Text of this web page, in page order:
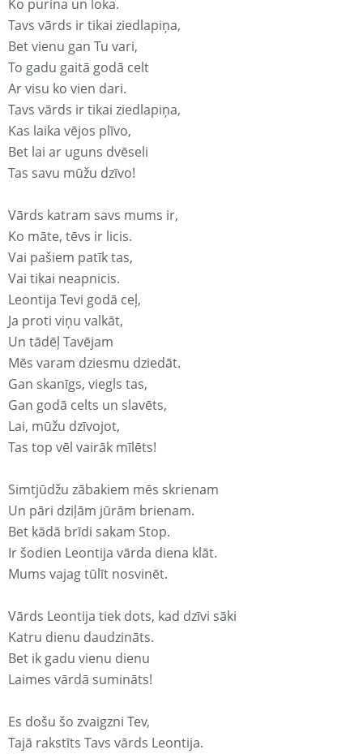
Ko purina un loka.
Tavs vārds ir tikai ziedlapiņa,
Bet vienu gan Tu vari,
To gadu gaitā godā celt
Ar visu ko vien dari.
Tavs vārds ir tikai ziedlapiņa,
Kas laika vējos plīvo,
Bet lai ar uguns dvēseli
Tas savu mūžu dzīvo!
Vārds katram savs mums ir,
Ko māte, tēvs ir licis.
Vai pašiem patīk tas,
Vai tikai neapnicis.
Leontija Tevi godā ceļ,
Ja proti viņu valkāt,
Un tādēļ Tavējam
Mēs varam dziesmu dziedāt.
Gan skanīgs, viegls tas,
Gan godā celts un slavēts,
Lai, mūžu dzīvojot,
Tas top vēl vairāk mīlēts!
Simtjūdžu zābakiem mēs skrienam
Un pāri dziļām jūrām brienam.
Bet kādā brīdi sakam Stop.
Ir šodien Leontija vārda diena klāt.
Mums vajag tūlīt nosvinēt.
Vārds Leontija tiek dots, kad dzīvi sāki
Katru dienu daudzināts.
Bet ik gadu vienu dienu
Laimes vārdā sumināts!
Es došu šo zvaigzni Tev,
Tajā rakstīts Tavs vārds Leontija.